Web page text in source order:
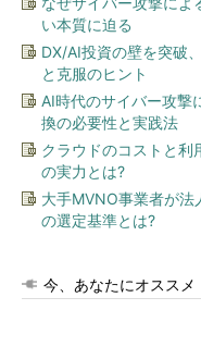
い本質に迫る
DX/AI投資の壁を突破
と克服のヒント
AI時代のサイバー攻撃
換の必要性と実践法
クラウドのコストと利
の実力とは?
大手MVNO事業者が法
の選定基準とは?
今、あなたにオススメ